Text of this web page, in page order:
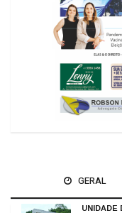
GERAL
UNIDADE